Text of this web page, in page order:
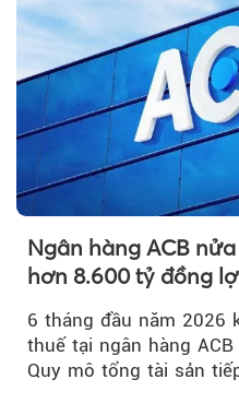
Ngân hàng ACB
hơn 8.600 tỷ đồng
nợ xấu thấp nhất
6 tháng đầu năm 2026
thuế tại ngân hàng
Quy mô tổng tài sản